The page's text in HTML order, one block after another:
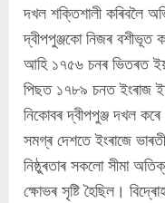
দখল শক্তিশালী কৰিবলৈ
দ্বীপপুঞ্জকো নিজৰ
আহি ১৭৫৬ চনৰ ভিতৰত
পিছত ১৭৮৯ চনত ইংৰাজ
নিকোবৰ দ্বীপপুঞ্জ দখল
সমগ্ৰ দেশতে ইংৰাজে
নিষ্ঠুৰতাৰ সকলো সীমা
ক্ষোভৰ সৃষ্টি হৈছিল।